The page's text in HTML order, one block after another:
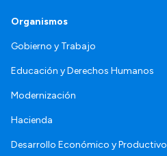
Organismos
Gobierno y Trabajo
Educación y Derechos Humanos
Modernización
Hacienda
Desarrollo Económico y Productivo